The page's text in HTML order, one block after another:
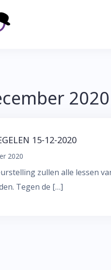
2020
15-12-2020
2020
zullen alle lessen
Tegen de […]